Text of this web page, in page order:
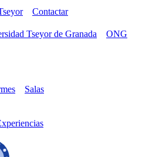
Contactar
Tseyor de Granada
ONG
Salas